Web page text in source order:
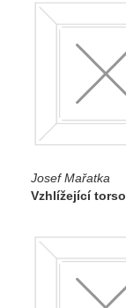
Josef Mařatka
Vzhlížející torso